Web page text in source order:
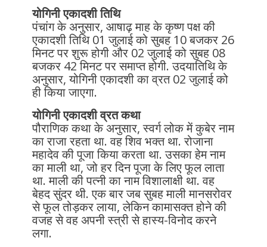
योगिनी एकादशी तिथि
पंचांग के अनुसार, आषाढ़ माह के कृष्ण पक्ष की
एकादशी तिथि 01 जुलाई को सुबह 10 बजकर 26
मिनट पर शुरू होगी और 02 जुलाई को सुबह 08
बजकर 42 मिनट पर समाप्त होगी. उदयातिथि के
अनुसार, योगिनी एकादशी का व्रत 02 जुलाई को
ही किया जाएगा.
योगिनी एकादशी व्रत कथा
पौराणिक कथा के अनुसार, स्वर्ग लोक में कुबेर नाम
का राजा रहता था. वह शिव भक्त था. रोजाना
महादेव की पूजा किया करता था. उसका हेम नाम
का माली था, जो हर दिन पूजा के लिए फूल लाता
था. माली की पत्नी का नाम विशालाक्षी था. वह
बेहद सुंदर थी. एक बार जब सुबह माली मानसरोवर
से फूल तोड़कर लाया, लेकिन कामासक्त होने की
वजह से वह अपनी स्त्री से हास्य-विनोद करने
लगा.